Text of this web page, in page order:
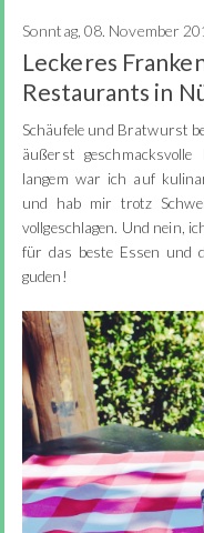
Sonntag, 08. November
Leckeres
Restaurants in
Schäufele und Bratwurst
äußerst
langem war ich auf
und hab mir trotz
vollgeschlagen. Und nein,
für das beste Essen und
guden!